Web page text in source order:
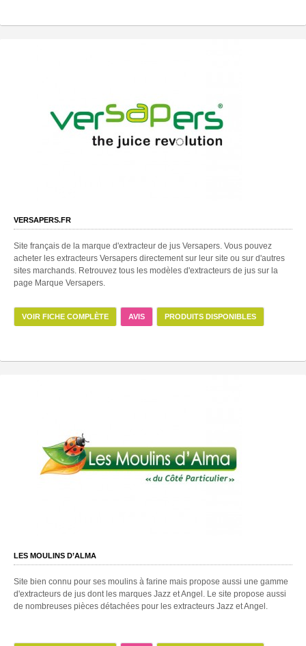
VERSAPERS.FR
Site français de la marque d'extracteur de jus Versapers. Vous pouvez
acheter les extracteurs Versapers directement sur leur site ou sur d'autres
sites marchands. Retrouvez tous les modèles d'extracteurs de jus sur la
page Marque Versapers.
VOIR FICHE COMPLÈTE AVIS PRODUITS DISPONIBLES
LES MOULINS D’ALMA
Site bien connu pour ses moulins à farine mais propose aussi une gamme
d'extracteurs de jus dont les marques Jazz et Angel. Le site propose aussi
de nombreuses pièces détachées pour les extracteurs Jazz et Angel.